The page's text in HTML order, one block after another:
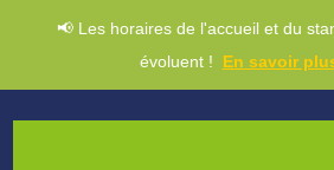
📢 Les horaires de l'accueil et du
évoluent ! En savoir